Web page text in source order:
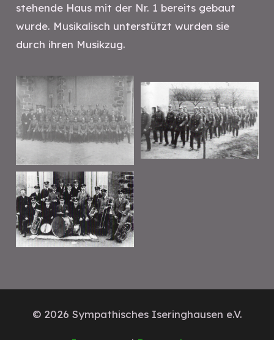
stehende Haus mit der Nr. 1 bereits gebaut
wurde. Musikalisch unterstützt wurden sie
durch ihren Musikzug.
© 2026 Sympathisches Iseringhausen e.V.